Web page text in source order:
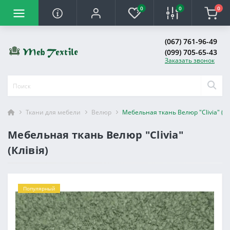
0 0 0
(067) 761-96-49
(099) 705-65-43
Заказать звонок
Ткани для мебели Велюр Мебельная ткань Велюр "Clivia"
Мебельная ткань Велюр "Clivia"
(Клівія)
Популярный